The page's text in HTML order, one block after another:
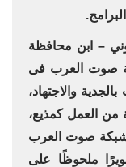
– ابن محافظة
صوت العرب فى
بالجدية والاجتهاد،
من العمل كمذيع،
لشبكة صوت العرب
ملحوظًا على